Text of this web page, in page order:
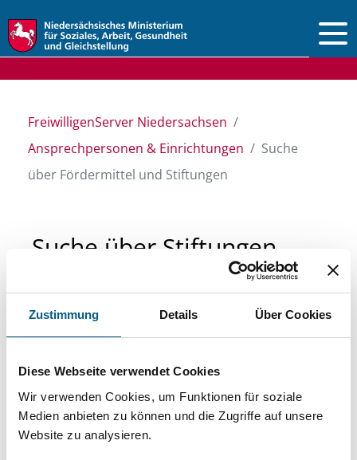
Zustimmung Details Über Cookies
Diese Webseite verwendet Cookies
Wir verwenden Cookies, um Funktionen für soziale
Medien anbieten zu können und die Zugriffe auf unsere
Website zu analysieren.
FreiwilligenServer Niedersachsen
Ansprechpersonen & Einrichtungen
Suche
über Fördermittel und Stiftungen
Suche über Stiftungen
und Fördermittel
Sie suchen finanzielle Unterstützung für ein
Projekt oder ein Vorhaben? Hier können Sie
direkt über unsere Fördermitteldatenbank und
Stiftungsdatenbank recherchieren. Bei der
Suche bitte die Groß- und Kleinschreibung